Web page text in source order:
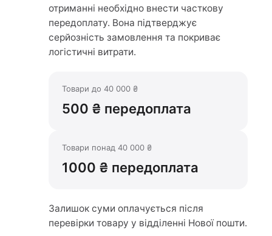
отриманні необхідно внести часткову
передоплату. Вона підтверджує
серйозність замовлення та покриває
логістичні витрати.
Товари до 40 000 ₴
500 ₴ передоплата
Товари понад 40 000 ₴
1000 ₴ передоплата
Залишок суми оплачується після
перевірки товару у відділенні Нової пошти.